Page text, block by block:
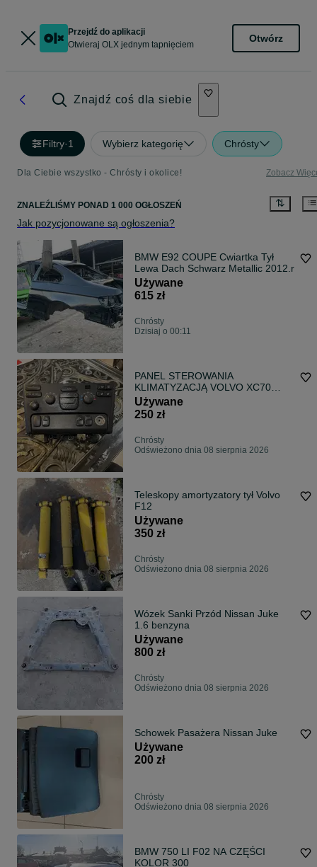
Przejdź do aplikacji
Otwieraj OLX jednym tapnięciem
Otwórz
Znajdź coś dla siebie
Filtry·1 Wybierz kategorię Chrósty
Dla Ciebie wszystko - Chrósty i okolice! Zobacz
ZNALEŹLIŚMY PONAD 1 000 OGŁOSZEŃ
Jak pozycjonowane są ogłoszenia?
BMW E92 COUPE Cwiartka Tył
Lewa Dach Schwarz Metallic 2012.r
Używane
615 zł
Chrósty
Dzisiaj o 00:11
PANEL STEROWANIA
KLIMATYZACJĄ VOLVO XC70
XC90
Używane
250 zł
Chrósty
Odświeżono dnia 08 sierpnia 2026
Teleskopy amortyzatory tył Volvo
F12
Używane
350 zł
Chrósty
Odświeżono dnia 08 sierpnia 2026
Wózek Sanki Przód Nissan Juke
1.6 benzyna
Używane
800 zł
Chrósty
Odświeżono dnia 08 sierpnia 2026
Schowek Pasażera Nissan Juke
Używane
200 zł
Chrósty
Odświeżono dnia 08 sierpnia 2026
BMW 750 LI F02 NA CZĘŚCI
KOLOR 300